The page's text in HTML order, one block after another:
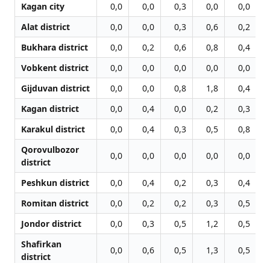
Kagan city
0,0 0,0 0,3 0,0
0,0
Alat district
0,0 0,0 0,3 0,6
0,2
Bukhara district
0,0 0,2 0,6 0,8
0,4
Vobkent district
0,0 0,0 0,0 0,0
0,0
Gijduvan district
0,0 0,0 0,8 1,8
0,4
Kagan district
0,0 0,4 0,0 0,2
0,3
Karakul district
0,0 0,4 0,3 0,5
0,8
Qorovulbozor
district
0,0 0,0 0,0 0,0 0,0
Peshkun district 0,0 0,4 0,2 0,3
0,4
Romitan district
0,0 0,2 0,2 0,3
0,5
Jondor district
0,0 0,3 0,5 1,2
0,5
Shafirkan
district
0,0 0,6 0,5 1,3 0,5